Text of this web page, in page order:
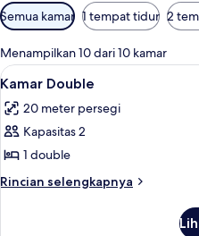
Filter
tersedia
untuk
kamar
Semua kamar 1 tempat tidur 2
Menampilkan 10 dari 10 kamar
Lihat
semua
foto
untuk
Kamar
Double
14
Kamar Double
20 meter persegi
Kapasitas 2
1 double
Rincian selengkapnya
Rincian